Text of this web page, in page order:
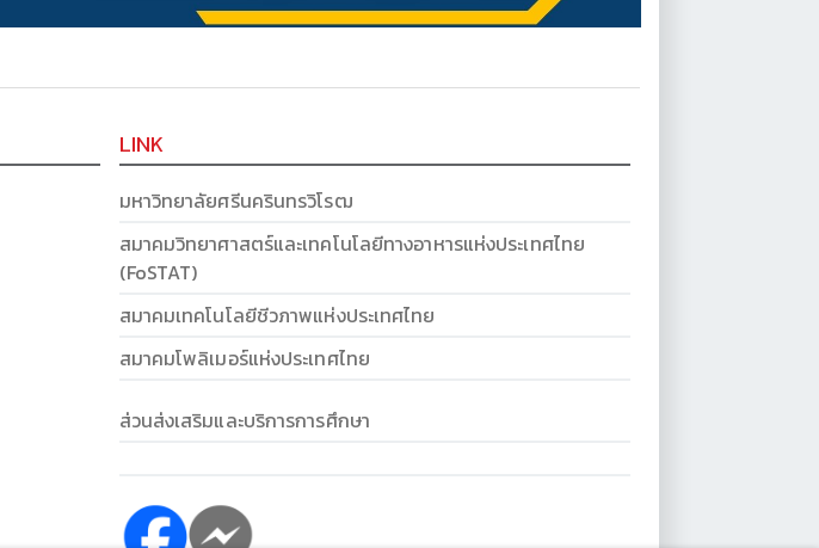
LINK
มหาวิทยาลัยศรีนครินทรวิโรฒ
สมาคมวิทยาศาสตร์และเทคโนโลยีทางอาหารแห่งประเทศไทย
(FoSTAT)
สมาคมเทคโนโลยีชีวภาพแห่งประเทศไทย
สมาคมโพลิเมอร์แห่งประเทศไทย
ส่วนส่งเสริมและบริการการศึกษา